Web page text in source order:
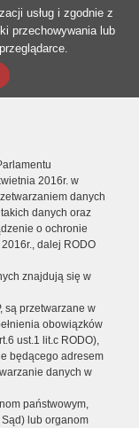
usług i zgodnie z
przechowywania lub
2016r. w
danych
danych oraz
o ochronie
dalej RODO
znajdują się w
są przetwarzane w
obowiązków
ust.1 lit.c RODO),
będącego adresem
danych w
państwowym,
lub organom